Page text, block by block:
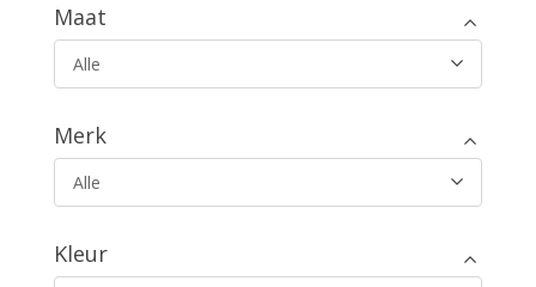
Maat
Alle
Merk
Alle
Kleur